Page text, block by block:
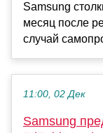
Samsung
месяц после
случай
11:00, 02 Дек
Samsung